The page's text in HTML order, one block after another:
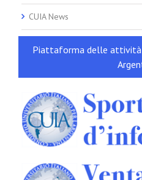
CUIA News
Piattaforma delle